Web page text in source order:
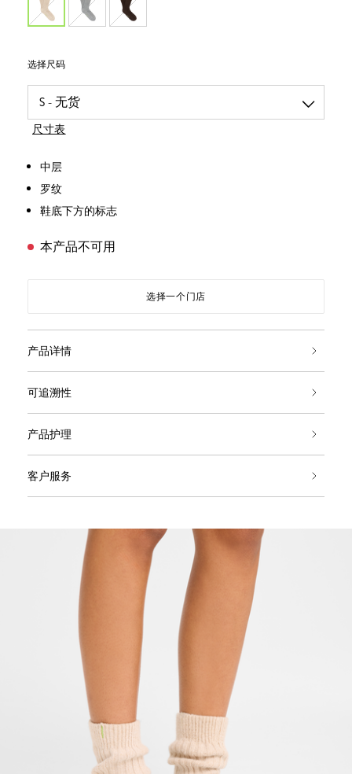
选择尺码
尺寸表
中层
罗纹
鞋底下方的标志
本产品不可用
选择一个门店
产品详情
可追溯性
产品护理
客户服务